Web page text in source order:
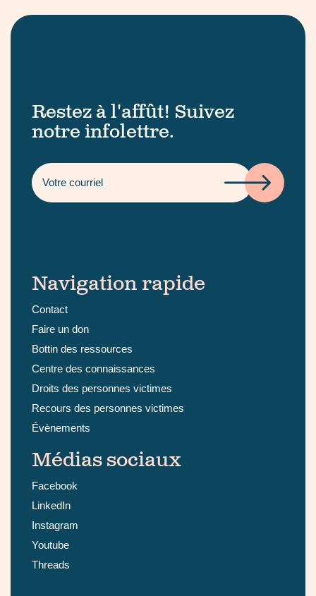
Restez à l'affût! Suivez
notre infolettre.
Navigation rapide
Contact
Faire un don
Bottin des ressources
Centre des connaissances
Droits des personnes victimes
Recours des personnes victimes
Évènements
Médias sociaux
Facebook
LinkedIn
Instagram
Youtube
Threads